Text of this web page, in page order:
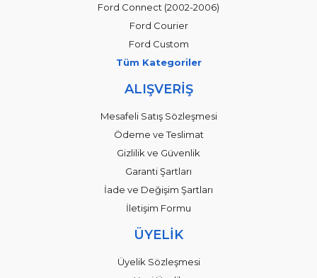
Ford Connect (2002-2006)
Ford Courier
Ford Custom
Tüm Kategoriler
ALIŞVERİŞ
Mesafeli Satış Sözleşmesi
Ödeme ve Teslimat
Gizlilik ve Güvenlik
Garanti Şartları
İade ve Değişim Şartları
İletişim Formu
ÜYELİK
Üyelik Sözleşmesi